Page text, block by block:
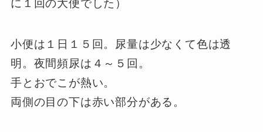
に１回の大便でした）
小便は１日１５回。尿量は少なくて色は透
明。夜間頻尿は４～５回。
手とおでこが熱い。
両側の目の下は赤い部分がある。